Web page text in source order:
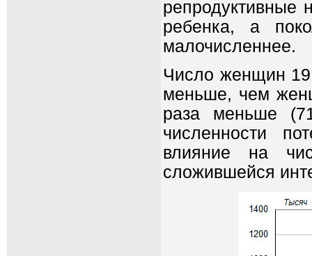
репродуктивные
ребенка, а
малочисленнее.
Число женщин 19
меньше, чем
раза меньше
численности
влияние на
сложившейся